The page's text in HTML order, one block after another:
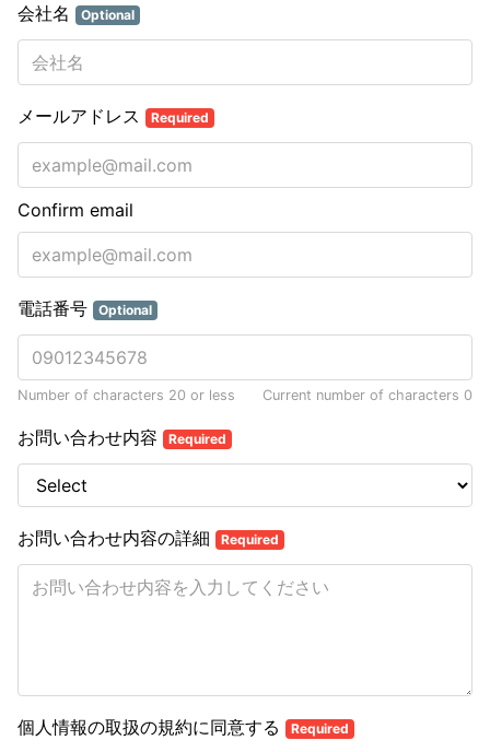
会社名 Optional
メールアドレス Required
Confirm email
電話番号 Optional
Number of characters 20 or less Current number of characters 0
お問い合わせ内容 Required
お問い合わせ内容の詳細 Required
個人情報の取扱の規約に同意する Required